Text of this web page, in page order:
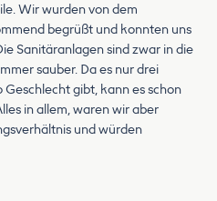
Wir wurden von dem
begrüßt und konnten uns
Sanitäranlagen sind zwar in die
sauber. Da es nur drei
gibt, kann es schon
in allem, waren wir aber
und würden